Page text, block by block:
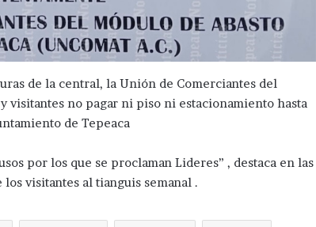
de la central, la Unión de Comerciantes del
visitantes no pagar ni piso ni estacionamiento hasta
de Tepeaca
por los que se proclaman Lideres” , destaca en las
visitantes al tianguis semanal .